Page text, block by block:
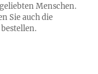
Menschen.
Sie auch die